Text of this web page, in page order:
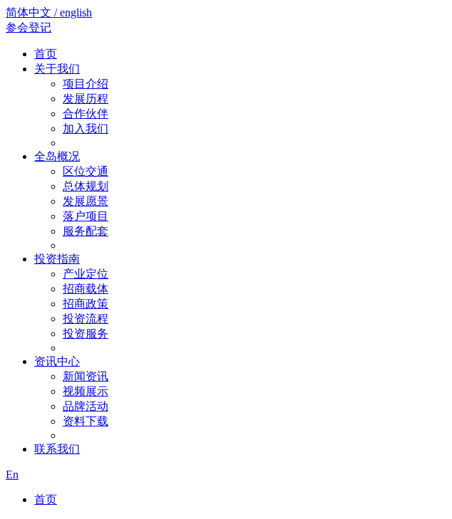
简体中文 / english
参会登记
首页
关于我们
项目介绍
发展历程
合作伙伴
加入我们
全岛概况
区位交通
总体规划
发展愿景
落户项目
服务配套
投资指南
产业定位
招商载体
招商政策
投资流程
投资服务
资讯中心
新闻资讯
视频展示
品牌活动
资料下载
联系我们
En
首页